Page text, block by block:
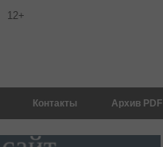
12+
Контакты Архив PDF